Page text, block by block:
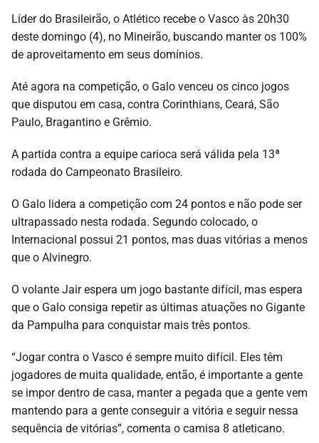
Líder do Brasileirão, o Atlético recebe o Vasco às 20h30
deste domingo (4), no Mineirão, buscando manter os 100%
de aproveitamento em seus domínios.
Até agora na competição, o Galo venceu os cinco jogos
que disputou em casa, contra Corinthians, Ceará, São
Paulo, Bragantino e Grêmio.
A partida contra a equipe carioca será válida pela 13ª
rodada do Campeonato Brasileiro.
O Galo lidera a competição com 24 pontos e não pode ser
ultrapassado nesta rodada. Segundo colocado, o
Internacional possui 21 pontos, mas duas vitórias a menos
que o Alvinegro.
O volante Jair espera um jogo bastante difícil, mas espera
que o Galo consiga repetir as últimas atuações no Gigante
da Pampulha para conquistar mais três pontos.
“Jogar contra o Vasco é sempre muito difícil. Eles têm
jogadores de muita qualidade, então, é importante a gente
se impor dentro de casa, manter a pegada que a gente vem
mantendo para a gente conseguir a vitória e seguir nessa
sequência de vitórias”, comenta o camisa 8 atleticano.